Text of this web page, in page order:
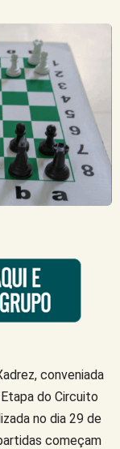
conveniada
do Circuito
no dia 29 de
começam